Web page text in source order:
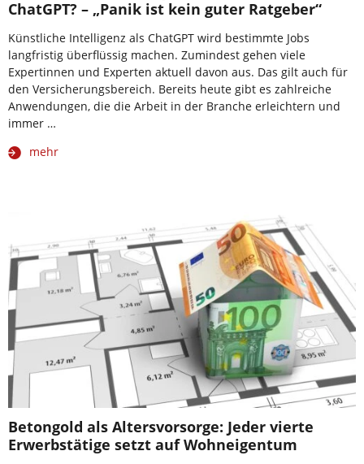
ChatGPT? – „Panik ist kein guter Ratgeber“
Künstliche Intelligenz als ChatGPT wird bestimmte Jobs
langfristig überflüssig machen. Zumindest gehen viele
Expertinnen und Experten aktuell davon aus. Das gilt auch für
den Versicherungsbereich. Bereits heute gibt es zahlreiche
Anwendungen, die die Arbeit in der Branche erleichtern und
immer …
mehr
Betongold als Altersvorsorge: Jeder vierte
Erwerbstätige setzt auf Wohneigentum